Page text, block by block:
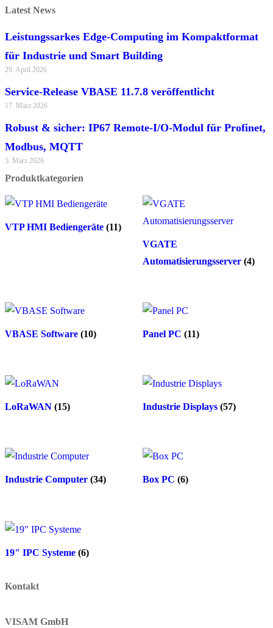
Latest News
Leistungssarkes Edge-Computing im Kompaktformat
für Industrie und Smart Building
29. April 2026
Service-Release VBASE 11.7.8 veröffentlicht
17. März 2026
Robust & sicher: IP67 Remote-I/O-Modul für Profinet,
Modbus, MQTT
5. März 2026
Produktkategorien
VTP HMI Bediengeräte (11)
VGATE
Automatisierungsserver (4)
VBASE Software (10) Panel PC (11)
LoRaWAN (15) Industrie Displays (57)
Industrie Computer (34) Box PC (6)
19" IPC Systeme (6)
Kontakt
VISAM GmbH